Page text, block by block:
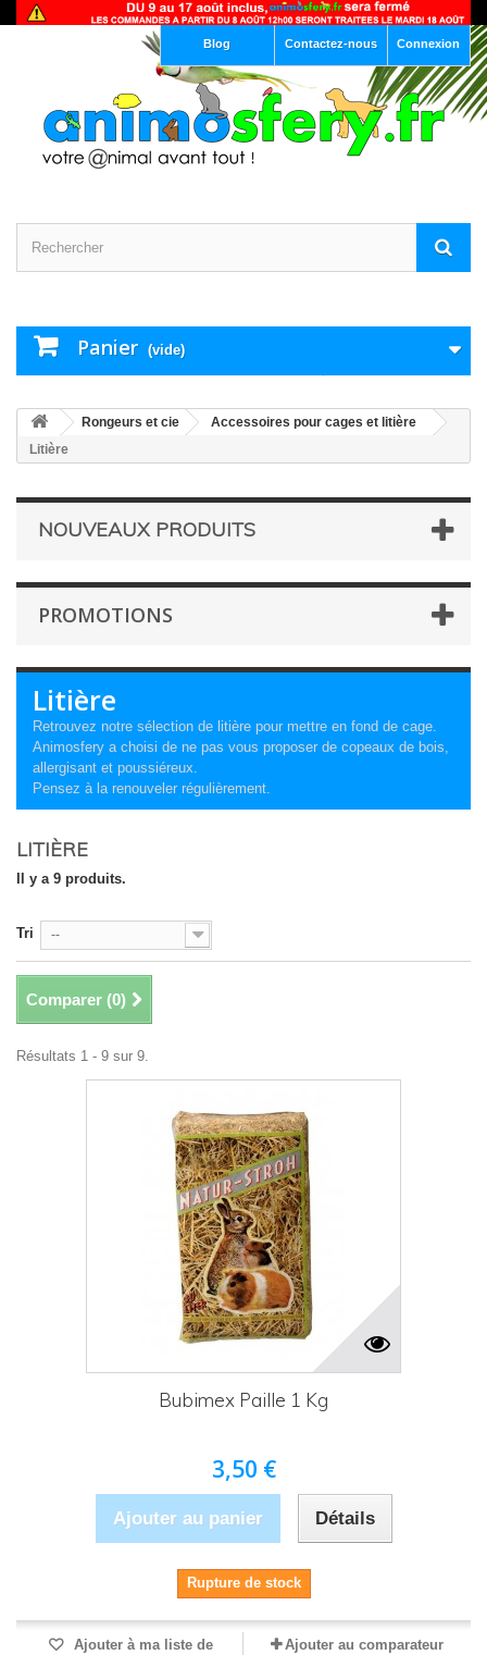
Connexion
Contactez-nous
Blog
Panier (vide)
Rongeurs et cie
Accessoires pour cages et litière
Litière
NOUVEAUX PRODUITS
PROMOTIONS
Litière
Retrouvez notre sélection de litière pour mettre en fond de cage.
Animosfery a choisi de ne pas vous proposer de copeaux de bois,
allergisant et poussiéreux.
Pensez à la renouveler régulièrement.
LITIÈRE
Il y a 9 produits.
Tri --
Comparer (0)
Résultats 1 - 9 sur 9.
Bubimex Paille 1 Kg
3,50 €
Ajouter au panier Détails
Rupture de stock
Ajouter à ma liste de
Ajouter au comparateur